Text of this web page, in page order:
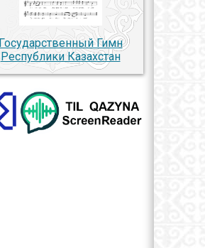
Государственный Гимн
Республики Казахстан